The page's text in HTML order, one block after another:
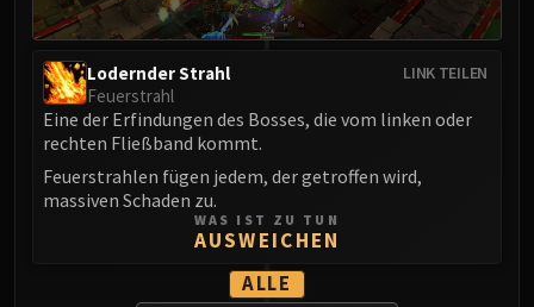
Sikran, Captain of the Sureki
Rashanan
Broodtwister Ovinax
Nexus Princess Kyveza
Silken Court
Queen Ansurek
FIRELANDS
Shannox
Beth'tilac
LINK TEILEN
Lodernder Strahl
Feuerstrahl
Eine der Erfindungen des Bosses, die vom linken oder
rechten Fließband kommt.
Feuerstrahlen fügen jedem, der getroffen wird,
massiven Schaden zu.
WAS IST ZU TUN
AUSWEICHEN
ALLE